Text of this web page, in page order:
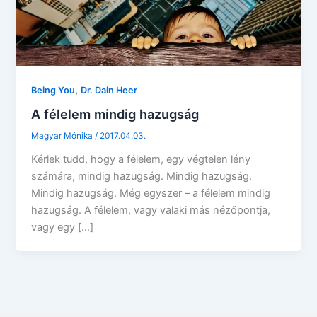
Being You, Dr. Dain Heer
A félelem mindig hazugság
Magyar Mónika/ 2017.04.03.
Kérlek tudd, hogy a félelem, egy végtelen lény
számára, mindig hazugság. Mindig hazugság.
Mindig hazugság. Még egyszer – a félelem mindig
hazugság. A félelem, vagy valaki más nézőpontja,
vagy egy […]